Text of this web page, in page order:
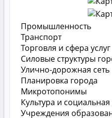
Промышленность
Транспорт
Торговля и сфера услуг
Силовые структуры
Улично-дорожная сеть
Планировка города
Микротопонимы
Культура и
Учреждения